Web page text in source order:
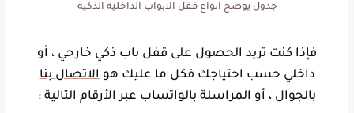
جدول يوضح انواع قفل الابواب الداخلية الذكية
فإذا كنت تريد الحصول على قفل باب ذكي خارجي ، أو
داخلي حسب احتياجك فكل ما عليك هوالاتصال بنا
بالجوال ، أو المراسلة بالواتساب عبر الأرقام التالية :